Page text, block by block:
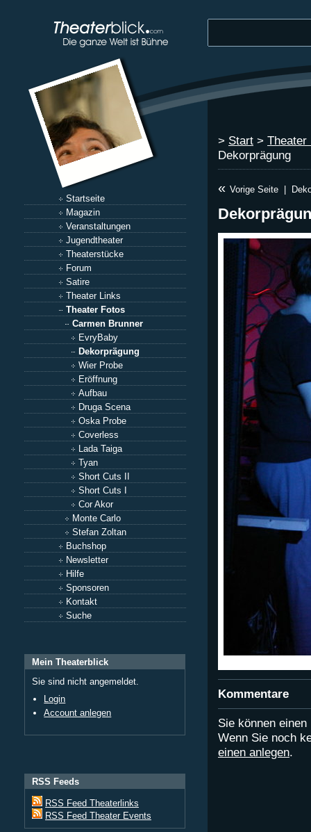
Startseite
Magazin
Veranstaltungen
Jugendtheater
Theaterstücke
Forum
Satire
Theater Links
Theater Fotos
Carmen Brunner
EvryBaby
Dekorprägung
Wier Probe
Eröffnung
Aufbau
Druga Scena
Oska Probe
Coverless
Lada Taiga
Tyan
Short Cuts II
Short Cuts I
Cor Akor
Monte Carlo
Stefan Zoltan
Buchshop
Newsletter
Hilfe
Sponsoren
Kontakt
Suche
Mein Theaterblick
Sie sind nicht angemeldet.
Login
Account anlegen
RSS Feeds
RSS Feed Theaterlinks
RSS Feed Theater Events
> Start > Theater
Dekorprägung
« Vorige Seite
Kommentare
Sie können
Wenn Sie noch
einen anlegen.